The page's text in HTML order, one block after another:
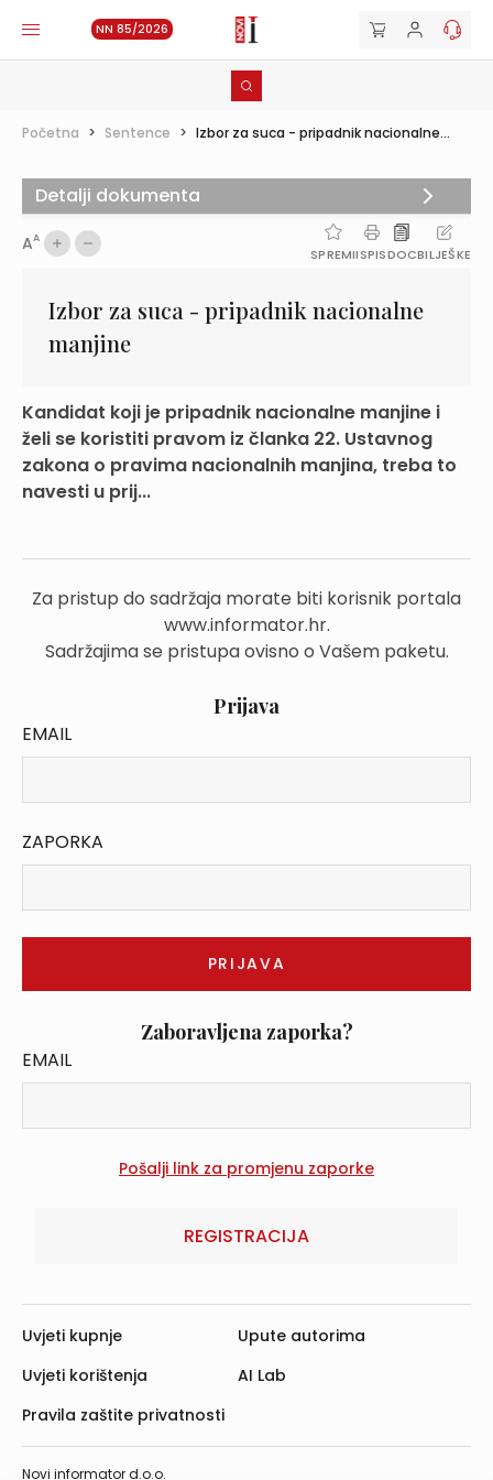
NN 85/2026
Početna > Sentence > Izbor za suca - pripadnik nacionalne...
AA
SPREMIISPISDOCBILJEŠKE
Izbor za suca - pripadnik nacionalne
manjine
Kandidat koji je pripadnik nacionalne manjine i
želi se koristiti pravom iz članka 22. Ustavnog
zakona o pravima nacionalnih manjina, treba to
navesti u prij...
Za pristup do sadržaja morate biti korisnik portala
www.informator.hr.
Sadržajima se pristupa ovisno o Vašem paketu.
Prijava
EMAIL
ZAPORKA
Zaboravljena zaporka?
EMAIL
REGISTRACIJA
Detalji dokumenta
Novi informator d.o.o.
Uvjeti kupnje
Uvjeti korištenja
Pravila zaštite privatnosti
Upute autorima
AI Lab